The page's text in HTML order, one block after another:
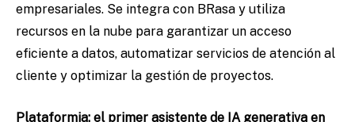
empresariales. Se integra con BRasa y utiliza
recursos en la nube para garantizar un acceso
eficiente a datos, automatizar servicios de atención al
cliente y optimizar la gestión de proyectos.
Plataformia: el primer asistente de IA generativa en